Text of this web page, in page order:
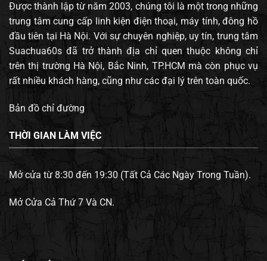
Được thành lập từ năm 2003, chúng tôi là một trong những
trung tâm cung cấp linh kiện điện thoại, máy tính, đông hồ
đầu tiên tại Hà Nội. Với sự chuyên nghiệp, uy tín, trung tâm
Suachua60s đã trở thành địa chỉ quen thuộc không chỉ
trên thị trường Hà Nội, Bắc Ninh, TP.HCM mà còn phục vụ
rất nhiều khách hàng, cũng như các đại lý trên toàn quốc.
Bản đồ chỉ đường
THỜI GIAN LÀM VIỆC
Mở cửa từ 8:30 đến 19:30 (Tất Cả Các Ngày Trong Tuần).
Mở Cửa Cả Thứ 7 Và CN.